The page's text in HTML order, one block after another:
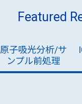
Featured
原子吸光分析/サ
ンプル前処理